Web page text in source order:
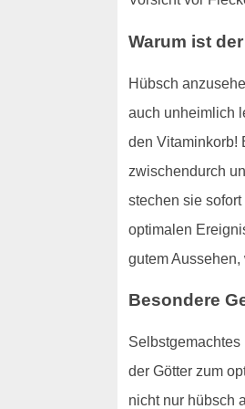
Warum ist
Hübsch
auch unheimlich
den Vitaminkorb!
zwischendurch
stechen sie
optimalen
gutem
Besondere
Selbstgemachtes
der Götter zum
nicht nur hübsch